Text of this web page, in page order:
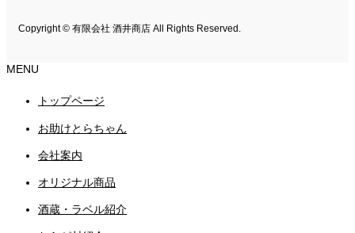
Copyright © 有限会社 酒井商店 All Rights Reserved.
MENU
トップページ
お助けとらちゃん
会社案内
オリジナル商品
酒蔵・ラベル紹介